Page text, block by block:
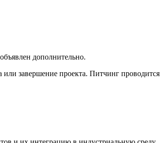
дополнительно.
или завершение проекта. Питчинг проводится